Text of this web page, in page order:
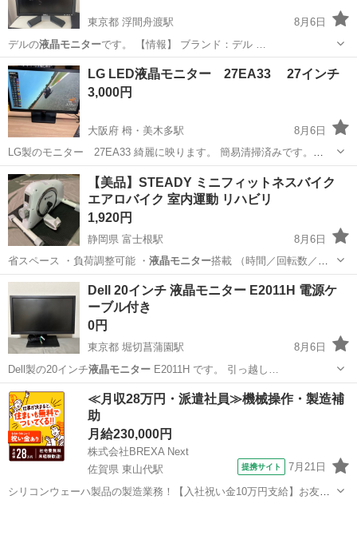
東京都 浮間舟渡駅
8月6日
デルの液晶モニターです。 【情報】 ブランド：デル …
東京 北区 浮間舟渡駅 パソコン
LG LED液晶モニター 27EA33 27インチ
3,000円
大阪府 栂・美木多駅
8月6日
LG製のモニター 27EA33 綺麗に映ります。 簡易清掃済みです。
HDMI対応です。 ★必ず以下の説明を一読いただき、「引取可能な日
時」をメッセージにて教えてくたさいます様、お願いいたします。 読
まれていない方は返信は...
大阪 堺市 栂・美木多駅
【美品】STEADY ミニフィットネスバイク
エアロバイク 室内運動 リハビリ
1,920円
静岡県 富士根駅
8月6日
省スペース ・負荷調整可能 ・ 液晶モニター搭載 （時間／回転数／距
離／カロ…
静岡 富士宮市 富士根駅 その他
Dell 20インチ 液晶モニター E2011H 電源ケ
ーブル付き
0円
東京都 堀切菖蒲園駅
8月6日
Dell製の20インチ液晶モニター E2011H です。 引っ越し…
東京 葛飾区 堀切菖蒲園駅 周辺機器
≪月収28万円・派遣社員≫機械操作・製造補
助
月給230,000円
株式会社BREXA Next
佐賀県 東山代駅
提携サイト 7月21日
シリコンウェーハ製品の製造業務！【入社祝い金10万円支給】お友達